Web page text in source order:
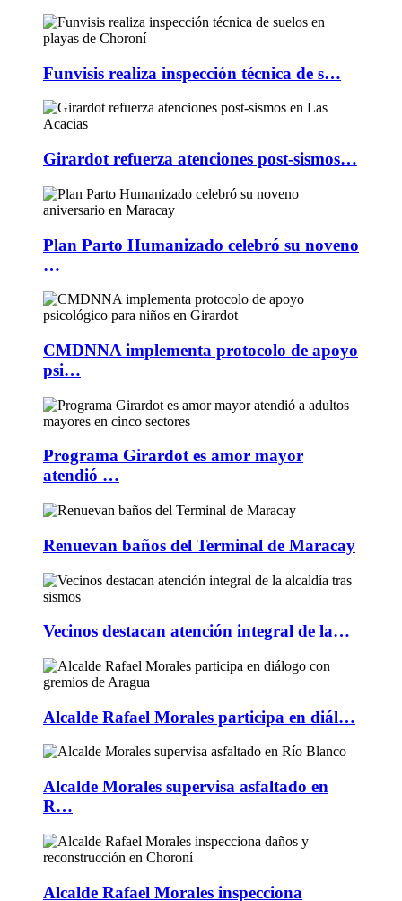
Funvisis realiza inspección técnica de s…
Girardot refuerza atenciones post-sismos…
Plan Parto Humanizado celebró su noveno
…
CMDNNA implementa protocolo de apoyo
psi…
Programa Girardot es amor mayor
atendió …
Renuevan baños del Terminal de Maracay
Vecinos destacan atención integral de la…
Alcalde Rafael Morales participa en diál…
Alcalde Morales supervisa asfaltado en
R…
Alcalde Rafael Morales inspecciona